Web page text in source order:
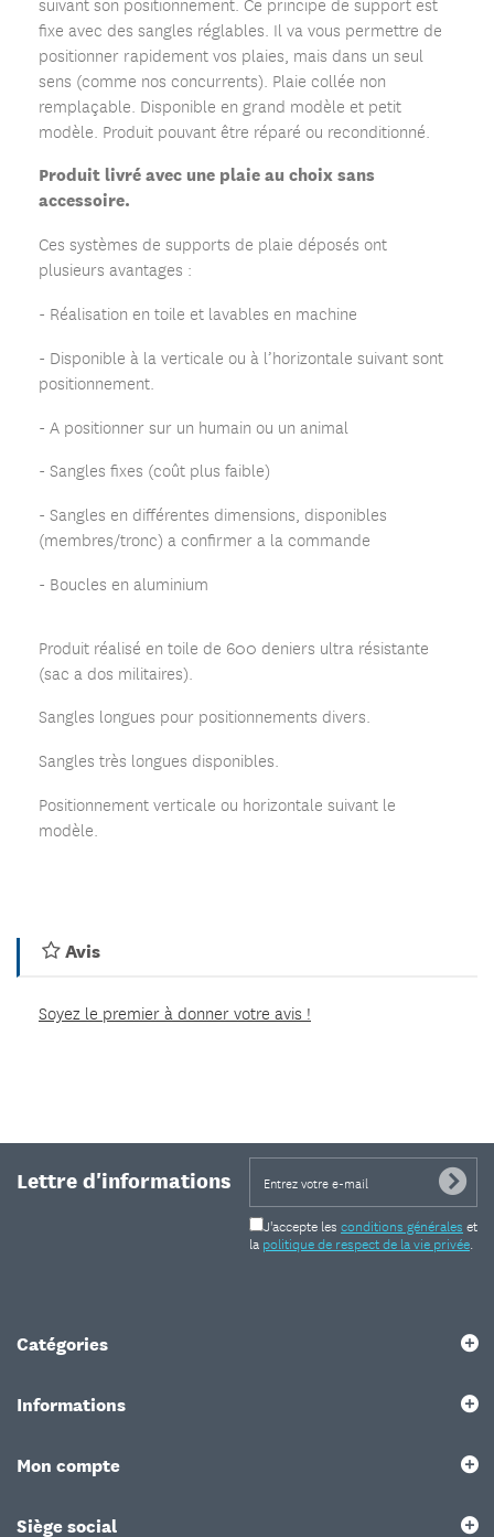
fixe avec des sangles réglables. Il va vous permettre de
positionner rapidement vos plaies, mais dans un seul
sens (comme nos concurrents). Plaie collée non
remplaçable. Disponible en grand modèle et petit
modèle. Produit pouvant être réparé ou reconditionné.
Produit livré avec une plaie au choix sans
accessoire.
Ces systèmes de supports de plaie déposés ont
plusieurs avantages :
- Réalisation en toile et lavables en machine
- Disponible à la verticale ou à l’horizontale suivant sont
positionnement.
- A positionner sur un humain ou un animal
- Sangles fixes (coût plus faible)
- Sangles en différentes dimensions, disponibles
(membres/tronc) a confirmer a la commande
- Boucles en aluminium
Produit réalisé en toile de 600 deniers ultra résistante
(sac a dos militaires).
Sangles longues pour positionnements divers.
Sangles très longues disponibles.
Positionnement verticale ou horizontale suivant le
modèle.
Avis
Soyez le premier à donner votre avis !
Lettre d'informations
J'accepte les conditions générales et
la politique de respect de la vie privée
Catégories
Informations
Mon compte
Siège social